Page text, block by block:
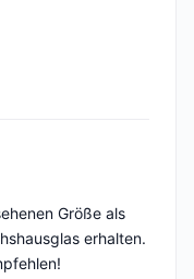
Größe als
erhalten.